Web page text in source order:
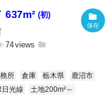
637m² (初)
74
所 倉庫 栃木県
鹿沼市
日光線
土地200m²～